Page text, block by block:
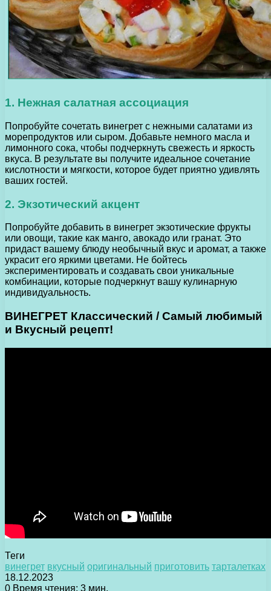
1. Нежная салатная ассоциация
Попробуйте сочетать винегрет с нежными салатами из
морепродуктов или сыром. Добавьте немного масла и
лимонного сока, чтобы подчеркнуть свежесть и яркость
вкуса. В результате вы получите идеальное сочетание
кислотности и мягкости, которое будет приятно удивлять
ваших гостей.
2. Экзотический акцент
Попробуйте добавить в винегрет экзотические фрукты
или овощи, такие как манго, авокадо или гранат. Это
придаст вашему блюду необычный вкус и аромат, а также
украсит его яркими цветами. Не бойтесь
экспериментировать и создавать свои уникальные
комбинации, которые подчеркнут вашу кулинарную
индивидуальность.
ВИНЕГРЕТ Классический / Самый любимый
и Вкусный рецепт!
Теги
винегрет вкусный оригинальный приготовить тарталетках
18.12.2023
0 Время чтения: 3 мин.